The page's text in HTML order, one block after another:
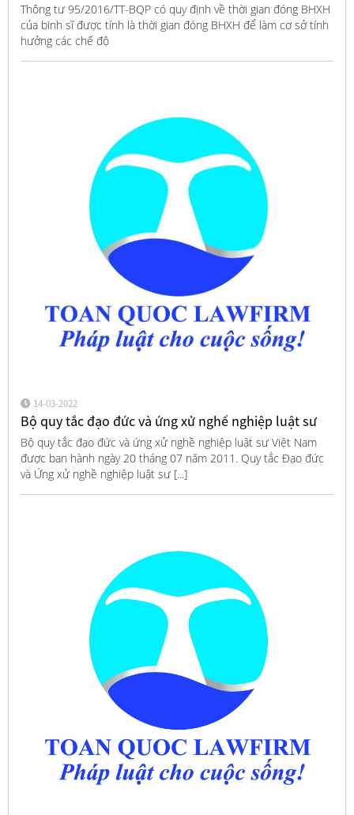
Thông tư 95/2016/TT-BQP có quy định về thời gian đóng BHXH
của binh sĩ được tính là thời gian đóng BHXH để làm cơ sở tính
hưởng các chế độ
14-03-2022
Bộ quy tắc đạo đức và ứng xử nghề nghiệp luật sư
Bộ quy tắc đạo đức và ứng xử nghề nghiệp luật sư Việt Nam
được ban hành ngày 20 tháng 07 năm 2011. Quy tắc Đạo đức
và Ứng xử nghề nghiệp luật sư [...]